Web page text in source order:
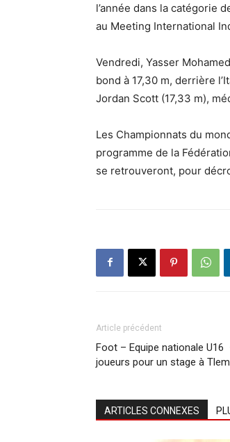
l’année dans la catégorie
au Meeting International
Vendredi, Yasser
bond à 17,30 m, derrière
Jordan Scott (17,33 m),
Les Championnats du
programme de la
se retrouveront, pour
Article précédent
Foot – Equipe nationale
joueurs pour un stage à
ARTICLES CONNEXES